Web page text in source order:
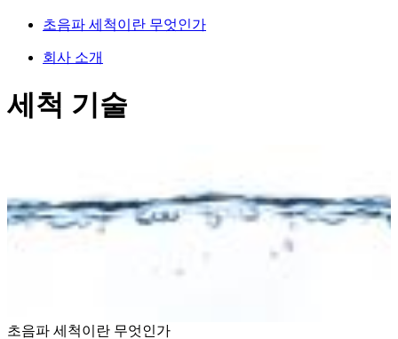
초음파 세척이란 무엇인가
회사 소개
세척 기술
초음파 세척이란 무엇인가